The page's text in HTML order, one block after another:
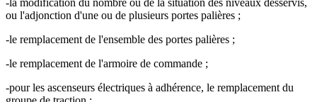
-la modification du nombre ou de la situation des niveaux desservis,
ou l'adjonction d'une ou de plusieurs portes palières ;
-le remplacement de l'ensemble des portes palières ;
-le remplacement de l'armoire de commande ;
-pour les ascenseurs électriques à adhérence, le remplacement du